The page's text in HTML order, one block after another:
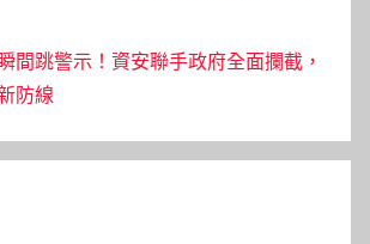
間跳警示！資安聯手政府全面攔截，
防線